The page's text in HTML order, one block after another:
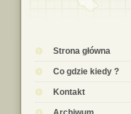
Strona główna
Co gdzie kiedy ?
Kontakt